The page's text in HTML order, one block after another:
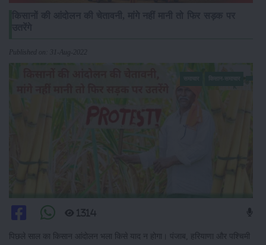
Published on: 31-Aug-2022
1314
पिछले साल का किसान आंदोलन भला किसे याद न होगा। पंजाब, हरियाणा और पश्चिमी